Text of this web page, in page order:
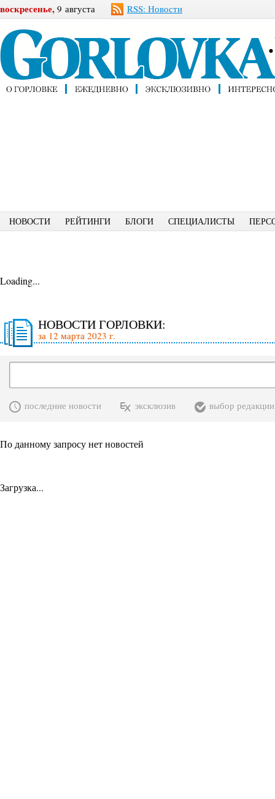
воскресенье, 9 августа RSS: Новости
НОВОСТИ РЕЙТИНГИ БЛОГИ СПЕЦИАЛИСТЫ
Loading...
НОВОСТИ ГОРЛОВКИ:
за 12 марта 2023 г.
последние новости эксклюзив выбор редакции
По данному запросу нет новостей
Загрузка...